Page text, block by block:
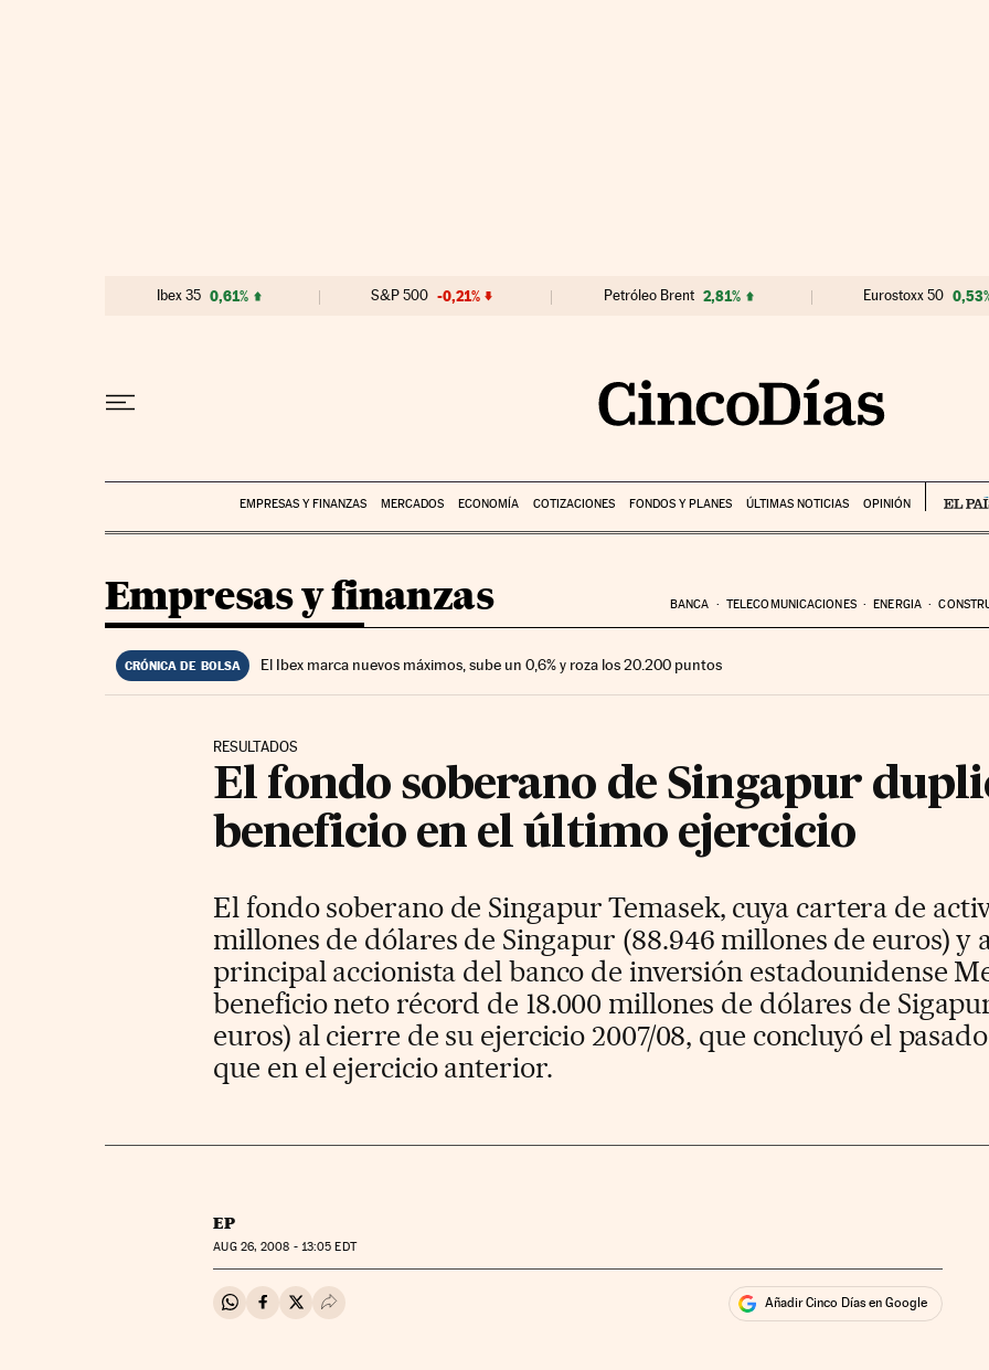
Ibex 35 0,61% S&P 500 -0,21% Petróleo Brent 2,81% Eurostoxx 50
EMPRESAS Y FINANZAS MERCADOS ECONOMÍA COTIZACIONES FONDOS Y PLANES ÚLTIMAS NOTICIAS OPINIÓN
Empresas y finanzas BANCA TELECOMUNICACIONES ENERGIA
CRÓNICA DE BOLSA El Ibex marca nuevos máximos, sube un 0,6% y roza los 20.200 puntos
RESULTADOS
El fondo soberano de Singapur
beneficio en el último ejercicio
El fondo soberano de Singapur Temasek, cuya cartera de
millones de dólares de Singapur (88.946 millones de euros) y
principal accionista del banco de inversión estadounidense
beneficio neto récord de 18.000 millones de dólares de
euros) al cierre de su ejercicio 2007/08, que concluyó el
que en el ejercicio anterior.
EP
AUG26, 2008 - 13:05 EDT
Compartir en Whatsapp
Compartir en Facebook
Compartir en Twitter
Desplegar Redes Sociales Añadir Cinco Días en Google